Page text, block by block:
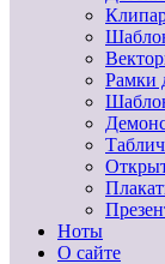
Рамки
Ноты
О сайте